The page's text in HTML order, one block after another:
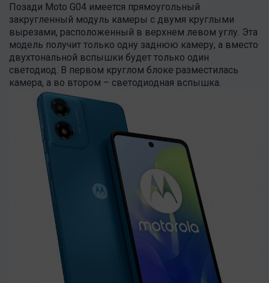
Позади Moto G04 имеется прямоугольный
закругленный модуль камеры с двумя круглыми
вырезами, расположенный в верхнем левом углу. Эта
модель получит только одну заднюю камеру, а вместо
двухтональной вспышки будет только один
светодиод. В первом круглом блоке разместилась
камера, а во втором – светодиодная вспышка.